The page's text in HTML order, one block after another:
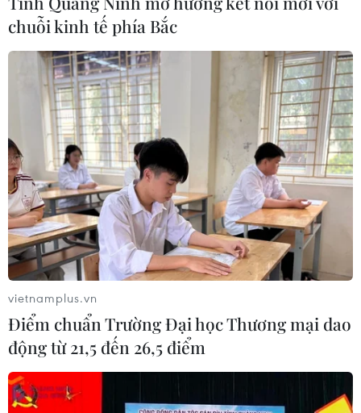
chuỗi kinh tế phía Bắc
vietnamplus.vn
Điểm chuẩn Trường Đại học Thương mại dao
động từ 21,5 đến 26,5 điểm